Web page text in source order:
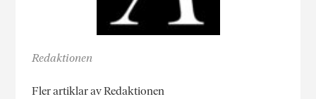
Redaktionen
Fler artiklar av Redaktionen